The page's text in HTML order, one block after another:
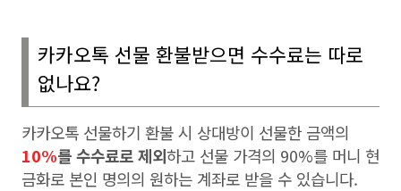
카카오톡 선물 환불받으면 수수료는 따로
없나요?
카카오톡 선물하기 환불 시 상대방이 선물한 금액의
10%를 수수료로 제외하고 선물 가격의 90%를 머니 현
금화로 본인 명의의 원하는 계좌로 받을 수 있습니다.